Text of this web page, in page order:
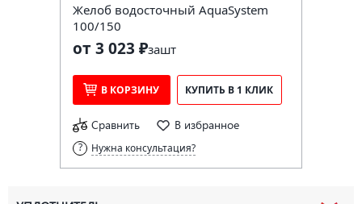
Желоб водосточный AquaSystem
100/150
от 3 023 ₽зашт
В КОРЗИНУ КУПИТЬ В 1 КЛИК
Сравнить В избранное
Нужна консультация?